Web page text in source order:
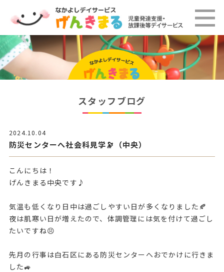
スタッフブログ
2024.10.04
防災センターへ社会科見学🔭（中央）
こんにちは！
げんきまる中央です♪
気温も低くなり日中は過ごしやすい日が多くなりました🍂
夜は肌寒い日が増えたので、体調管理には気を付けて過ごし
たいですね😣
先月の行事は白石区にある防災センターへおでかけに行きま
した🚙